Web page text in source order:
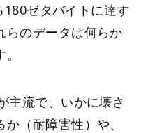
ゼタバイトに達す
らのデータは何らか
主流で、いかに壊さ
（耐障害性）や、